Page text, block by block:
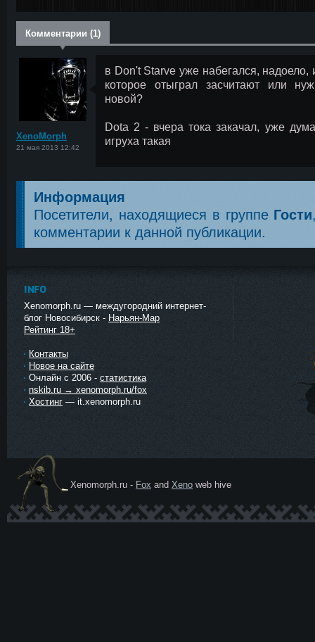
Комментарии (1)
XenoMorph
21 мая 2013 12:42
в Don't Starve уже набегался,
которое отыграл засчитают или
новой?
Dota 2 - вчера тока закачал, уже
игруха такая
Информация
Посетители, находящиеся в группе Гости
комментарии к данной публикации.
INFO
Xenomorph.ru — междугородний интернет-
блог Новосибирск - Нарьян-Мар
Рейтинг 18+
Контакты
Новое на сайте
Онлайн с 2006 - статистика
nskib.ru → xenomorph.ru/fox
Хостинг — it.xenomorph.ru
Ксеномо
Xenomorph.ru - Fox and Xeno web hive